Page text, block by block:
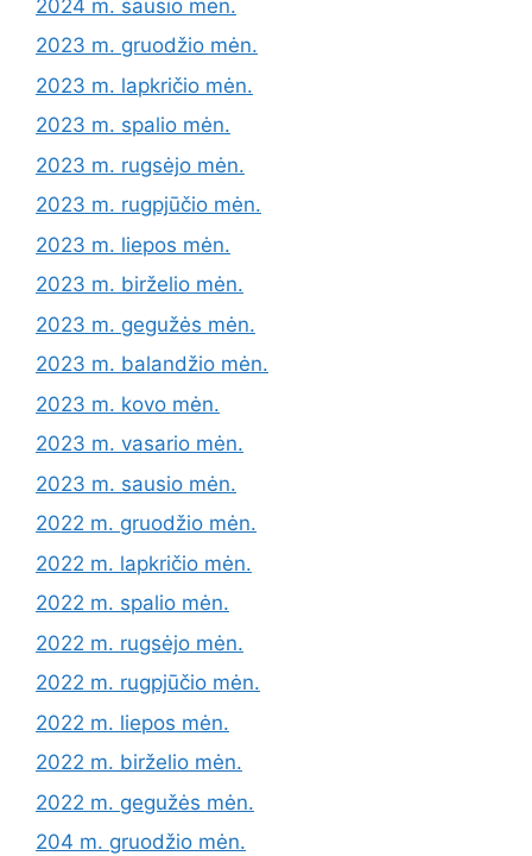
2024 m. sausio mėn.
2023 m. gruodžio mėn.
2023 m. lapkričio mėn.
2023 m. spalio mėn.
2023 m. rugsėjo mėn.
2023 m. rugpjūčio mėn.
2023 m. liepos mėn.
2023 m. birželio mėn.
2023 m. gegužės mėn.
2023 m. balandžio mėn.
2023 m. kovo mėn.
2023 m. vasario mėn.
2023 m. sausio mėn.
2022 m. gruodžio mėn.
2022 m. lapkričio mėn.
2022 m. spalio mėn.
2022 m. rugsėjo mėn.
2022 m. rugpjūčio mėn.
2022 m. liepos mėn.
2022 m. birželio mėn.
2022 m. gegužės mėn.
204 m. gruodžio mėn.